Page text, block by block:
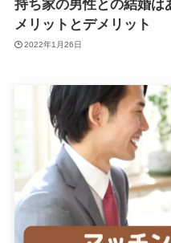
持ち家の男性との結婚は
メリットとデメリット
2022年1月26日